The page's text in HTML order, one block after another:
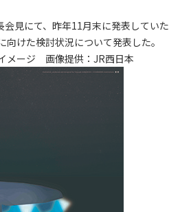
見にて、昨年11月末に発表していた
向けた検討状況について発表した。
供：JR西日本